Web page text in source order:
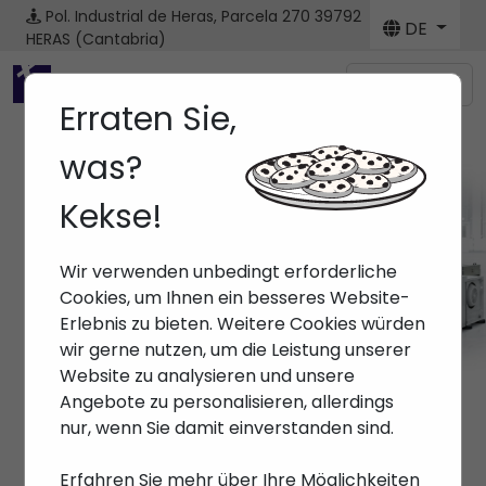
Pol. Industrial de Heras, Parcela 270 39792
HERAS (Cantabria)
DE
Menú
Anfang> Maschinen
Erraten Sie,
was?
Kekse!
Wir verwenden unbedingt erforderliche
Cookies, um Ihnen ein besseres Website-
Erlebnis zu bieten. Weitere Cookies würden
wir gerne nutzen, um die Leistung unserer
Website zu analysieren und unsere
Angebote zu personalisieren, allerdings
nur, wenn Sie damit einverstanden sind.
Erfahren Sie mehr über Ihre Möglichkeiten